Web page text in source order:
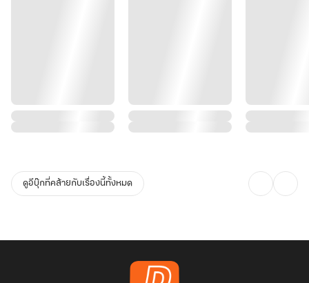
ดูอีบุ๊กที่คล้ายกับเรื่องนี้ทั้งหมด